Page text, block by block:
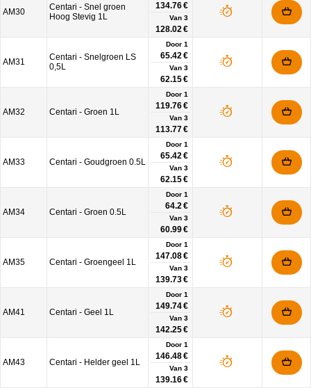
AM30
Centari - Snel groen
Hoog Stevig 1L
134.76 €
Van 3
128.02 €
AM31
Centari - Snelgroen LS
0,5L
Door 1
65.42 €
Van 3
62.15 €
AM32 Centari - Groen 1L
Door 1
119.76 €
Van 3
113.77 €
AM33 Centari - Goudgroen 0.5L
Door 1
65.42 €
Van 3
62.15 €
AM34 Centari - Groen 0.5L
Door 1
64.2 €
Van 3
60.99 €
AM35 Centari - Groengeel 1L
Door 1
147.08 €
Van 3
139.73 €
AM41 Centari - Geel 1L
Door 1
149.74 €
Van 3
142.25 €
AM43 Centari - Helder geel 1L
Door 1
146.48 €
Van 3
139.16 €